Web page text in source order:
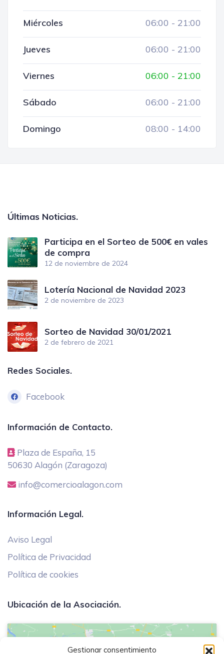
Gestionar consentimiento
Miércoles 06:00 - 21:00
Jueves 06:00 - 21:00
Viernes 06:00 - 21:00
Sábado 06:00 - 21:00
Domingo 08:00 - 14:00
Últimas Noticias.
Participa en el Sorteo de 500€ en vales
de compra
12 de noviembre de 2024
Lotería Nacional de Navidad 2023
2 de noviembre de 2023
Sorteo de Navidad 30/01/2021
2 de febrero de 2021
Redes Sociales.
Facebook
Información de Contacto.
Plaza de España, 15
50630 Alagón (Zaragoza)
info@comercioalagon.com
Información Legal.
Aviso Legal
Política de Privacidad
Política de cookies
Ubicación de la Asociación.